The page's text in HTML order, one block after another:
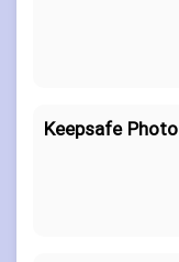
دانلود برنامه امنیتی Keepsafe Photo